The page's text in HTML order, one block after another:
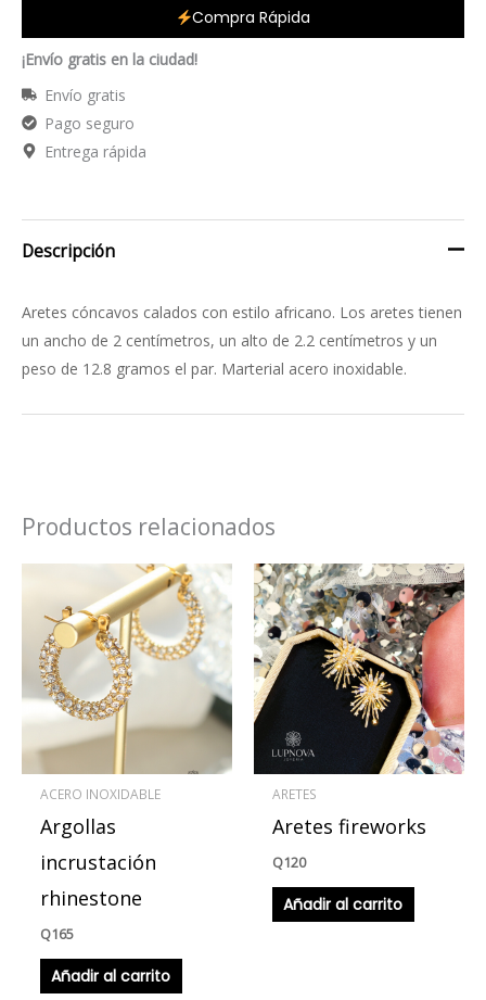
Compra Rápida
¡Envío gratis en la ciudad!
Envío gratis
Pago seguro
Entrega rápida
Descripción
Aretes cóncavos calados con estilo africano. Los aretes tienen
un ancho de 2 centímetros, un alto de 2.2 centímetros y un
peso de 12.8 gramos el par. Marterial acero inoxidable.
Productos relacionados
ACERO INOXIDABLE
Argollas
incrustación
rhinestone
Q165
Añadir al carrito
ARETES
Aretes fireworks
Q120
Añadir al carrito